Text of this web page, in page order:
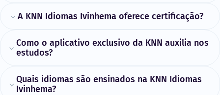
A KNN Idiomas Ivinhema oferece certificação?
Como o aplicativo exclusivo da KNN auxilia nos
estudos?
Quais idiomas são ensinados na KNN Idiomas
Ivinhema?